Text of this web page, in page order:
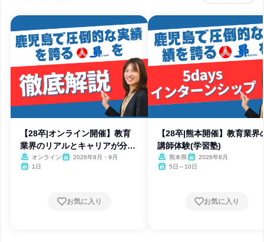
【28卒|オンライン開催】教育
業界のリアルとキャリアが分か
る
オンライン
2026年8月・9月
1日
お気に入り
【28卒|熊本開催】教育業界
講師体験(学習塾)
熊本県
2026年8月
5日～10日
お気に入り